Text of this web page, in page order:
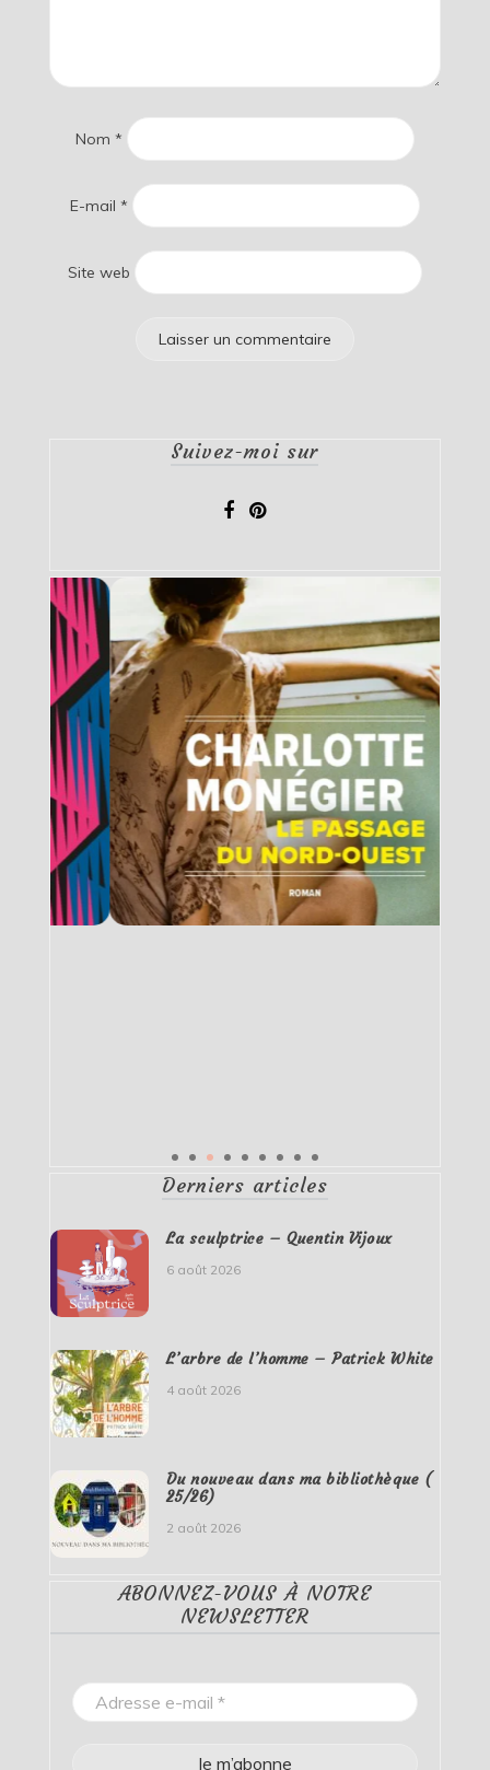
Nom *
E-mail *
Site web
Suivez-moi sur
Derniers articles
La sculptrice – Quentin Vijoux
6 août 2026
L’arbre de l’homme – Patrick White
4 août 2026
Du nouveau dans ma bibliothèque (
25/26)
2 août 2026
ABONNEZ-VOUS À NOTRE
NEWSLETTER